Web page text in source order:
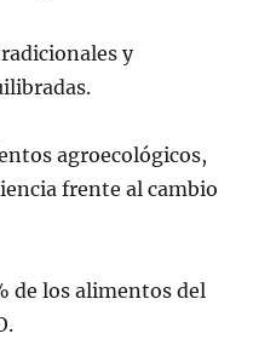
y
agroecológicos,
frente al cambio
de los alimentos del